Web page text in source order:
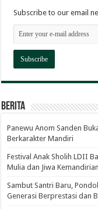
Subscribe to our email
Berita
Panewu Anom Sanden
Berkarakter Mandiri
Festival Anak Sholih LDII
Mulia dan Jiwa Kemandirian
Sambut Santri Baru,
Generasi Berprestasi dan